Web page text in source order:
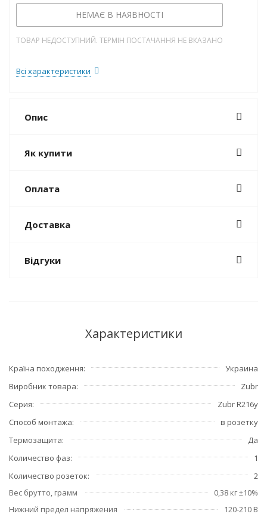
НЕМАЄ В НАЯВНОСТІ
ТОВАР НЕДОСТУПНИЙ. ТЕРМІН ПОСТАЧАННЯ НЕ ВКАЗАНО
Всі характеристики
Опис
Як купити
Оплата
Доставка
Відгуки
Характеристики
Країна походження
Украина
Виробник товара
Zubr
Серия
Zubr R216y
Способ монтажа
в розетку
Термозащита
Да
Количество фаз
1
Количество розеток
2
Вес брутто, грамм
0,38 кг ±10%
Нижний предел напряжения
120-210 В